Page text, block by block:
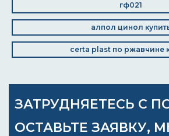
гф021
алпол цинол
certa plast по ржавчине
ЗАТРУДНЯЕТЕСЬ С
ОСТАВЬТЕ ЗАЯВКУ,